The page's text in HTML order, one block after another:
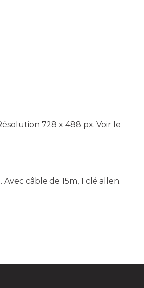
728 x 488 px. Voir le
câble de 15m, 1 clé allen.